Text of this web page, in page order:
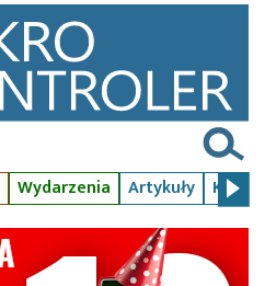
Wydarzenia Artykuły Kursy